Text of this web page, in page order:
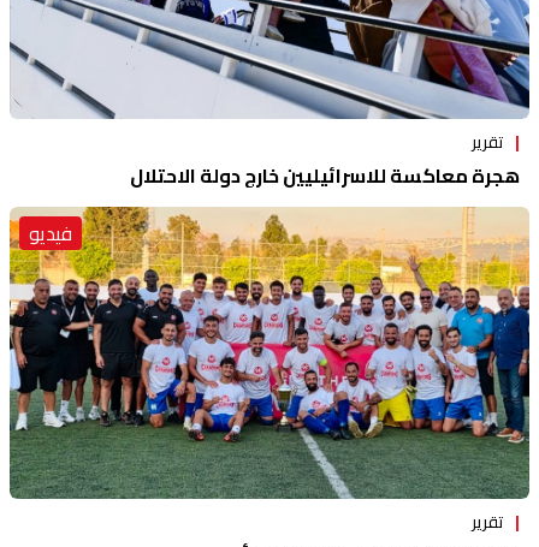
تقرير
هجرة معاكسة للاسرائيليين خارج دولة الاحتلال
فيديو
تقرير